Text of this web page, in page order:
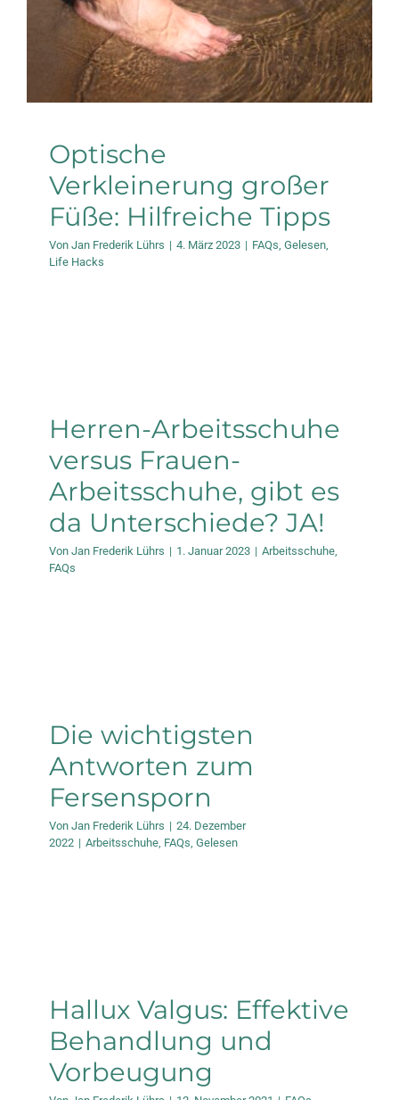
Füße: Hilfreiche Tipps
FAQs Gelesen Life Hacks
Optische
Verkleinerung großer
Füße: Hilfreiche Tipps
Von Jan Frederik Lührs | 4. März 2023 | FAQs Gelesen
Life Hacks
Herren-Arbeitsschuhe
versus Frauen-
Arbeitsschuhe, gibt es
da Unterschiede? JA!
Von Jan Frederik Lührs | 1. Januar 2023 | Arbeitsschuhe
FAQs
Die wichtigsten
Antworten zum
Fersensporn
Von Jan Frederik Lührs | 24. Dezember
2022 | Arbeitsschuhe FAQs Gelesen
Hallux Valgus: Effektive
Behandlung und
Vorbeugung